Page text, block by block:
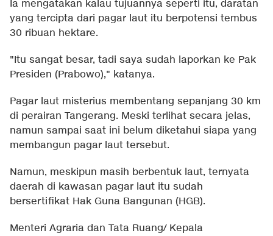
Ia mengatakan kalau tujuannya seperti itu, daratan
yang tercipta dari pagar laut itu berpotensi tembus
30 ribuan hektare.
"Itu sangat besar, tadi saya sudah laporkan ke Pak
Presiden (Prabowo)," katanya.
Pagar laut misterius membentang sepanjang 30 km
di perairan Tangerang. Meski terlihat secara jelas,
namun sampai saat ini belum diketahui siapa yang
membangun pagar laut tersebut.
Namun, meskipun masih berbentuk laut, ternyata
daerah di kawasan pagar laut itu sudah
bersertifikat Hak Guna Bangunan (HGB).
Menteri Agraria dan Tata Ruang/ Kepala